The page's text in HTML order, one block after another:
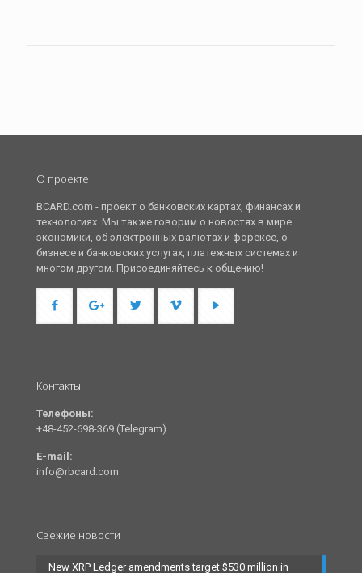
О проекте
BCARD.com - проект о банковских картах, финансах и
технологиях. Мы также говорим о новостях в мире
экономики, об электронных валютах и форексе, о
бизнесе и банковских услугах, платежных системах и
многом другом. Присоединяйтесь к общению!
Контакты
Телефоны:
+48-452-698-369 (Telegram)
E-mail:
info@rbcard.com
Свежие новости
New XRP Ledger amendments target $530 million in